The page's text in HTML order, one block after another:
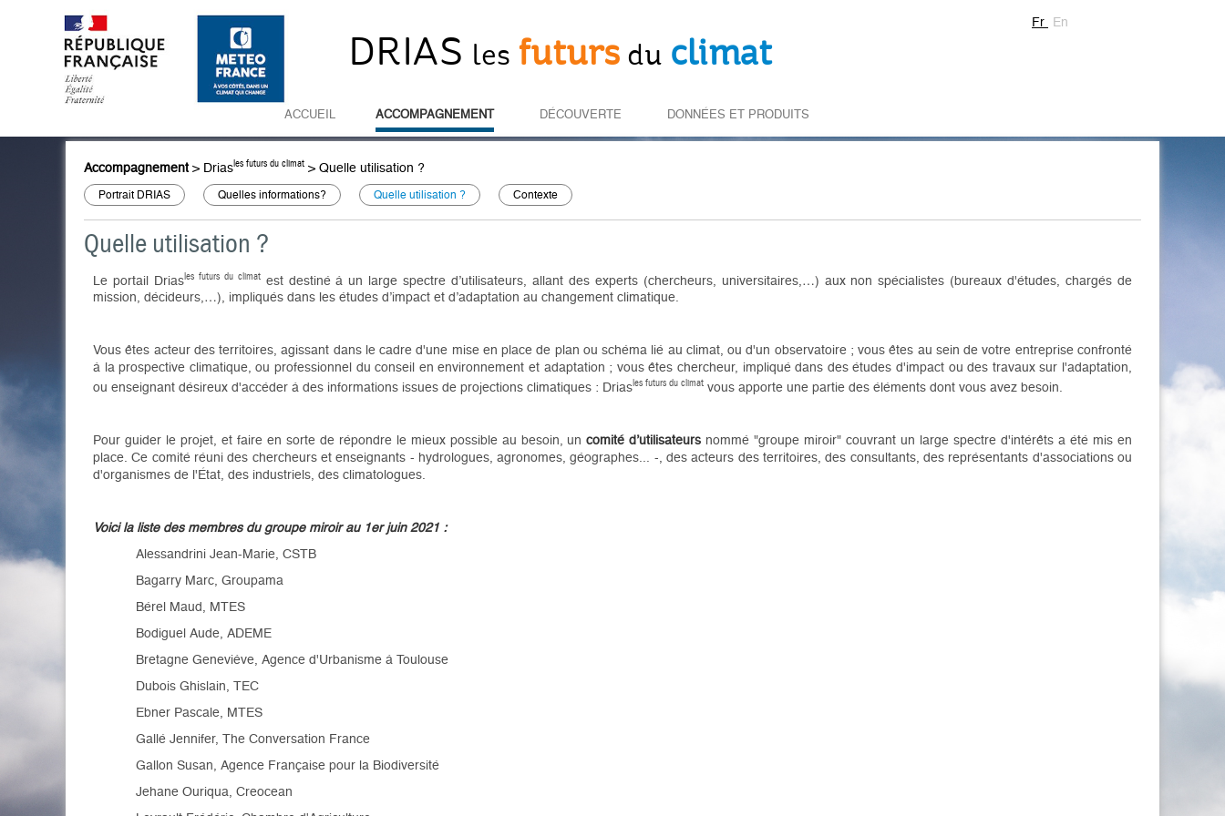
DRIAS les futurs du climat
Fr En
ACCUEIL ACCOMPAGNEMENT DÉCOUVERTE DONNÉES ET PRODUITS
Accompagnement> Driasles futurs du climat >Quelle utilisation ?
Portrait DRIAS Quelles informations? Quelle utilisation ? Contexte
Quelle utilisation ?
Le portail Driasles futurs du climatest destiné à un large spectre d’utilisateurs, allant des experts (chercheurs, universitaires,…) aux non spécialistes (bureaux d'études, chargés de
mission, décideurs,…), impliqués dans les études d’impact et d’adaptation au changement climatique.
Vous êtes acteur des territoires, agissant dans le cadre d'une mise en place de plan ou schéma lié au climat, ou d'un observatoire ; vous êtes au sein de votre entreprise confronté
à la prospective climatique, ou professionnel du conseil en environnement et adaptation ; vous êtes chercheur, impliqué dans des études d'impact ou des travaux sur l'adaptation,
ou enseignant désireux d'accéder à des informations issues de projections climatiques : Driasles futurs du climat vous apporte une partie des éléments dont vous avez besoin.
Pour guider le projet, et faire en sorte de répondre le mieux possible au besoin, uncomité d’utilisateurs nommé "groupe miroir" couvrant un large spectre d'intérêts a été mis en
place. Ce comité réuni des chercheurs et enseignants - hydrologues, agronomes, géographes... -, des acteurs des territoires, des consultants, des représentants d'associations ou
d'organismes de l'État, des industriels, des climatologues.
Voici la liste des membres du groupe miroir au 1er juin 2021 :
Alessandrini Jean-Marie, CSTB
Bagarry Marc, Groupama
Bérel Maud, MTES
Bodiguel Aude, ADEME
Bretagne Geneviève, Agence d'Urbanisme à Toulouse
Dubois Ghislain, TEC
Ebner Pascale, MTES
Gallé Jennifer, The Conversation France
Gallon Susan, Agence Française pour la Biodiversité
Jehane Ouriqua, Creocean